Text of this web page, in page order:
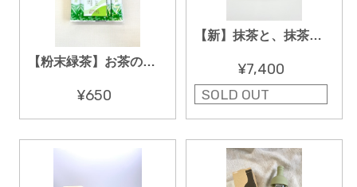
【粉末緑茶】お茶の恵みまるごと 0.6ｇ×２０本
¥650
【新】抹茶と、抹茶をさらに美味しく点てるセット
¥7,400
SOLD OUT